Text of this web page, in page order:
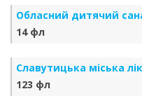
Обласний дитячий
14 фл
Славутицька міська
123 фл